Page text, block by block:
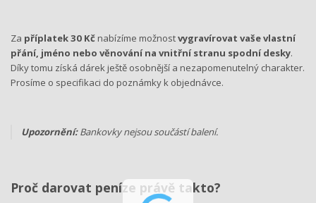
Za příplatek 30 Kč nabízíme možnostvygravírovat vaše vlastní
přání, jméno nebo věnování na vnitřní stranu spodní desky.
Díky tomu získá dárek ještě osobnější a nezapomenutelný charakter.
Prosíme o specifikaci do poznámky k objednávce.
Upozornění:Bankovky nejsou součástí balení.
Proč darovat peníze právě takto?